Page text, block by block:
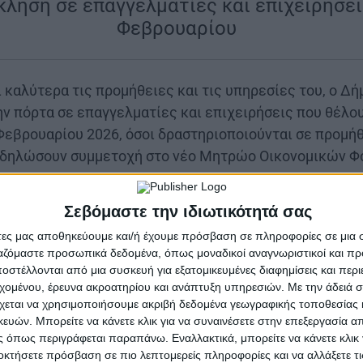
Σεβόμαστε την ιδιωτικότητά σας
μας αποθηκεύουμε και/ή έχουμε πρόσβαση σε πληροφορίες σε
προσωπικά δεδομένα, όπως μοναδικοί αναγνωριστικοί και
από μια συσκευή για εξατομικευμένες διαφημίσεις και
έρευνα ακροατηρίου και ανάπτυξη υπηρεσιών. Με την άδειά
να χρησιμοποιήσουμε ακριβή δεδομένα γεωγραφικής τοποθεσίας
Μπορείτε να κάνετε κλικ για να συναινέσετε στην επεξεργασία
περιγράφεται παραπάνω. Εναλλακτικά, μπορείτε να κάνετε κλικ
πρόσβαση σε πιο λεπτομερείς πληροφορίες και να αλλάξετε
σε επαγγελματίες και
Φεβρουαρίου
τις προμήθειες και τις υπηρεσίες του, ο
πόρτα σε επαγγελματίες και επιχειρήσεις που
2026, όσοι δραστηριοποιούνται σε
συμμετοχή στο νέο Μητρώο Οικονομικών
Ιεράς Πόλεως Μεσολογγίου προχωρά στη
Υπηρεσιών, σύμφωνα με τις προβλέψεις του Ν.
σε απευθείας αναθέσεις, συνοπτικές
χαμηλής αξίας.
σε φυσικά και νομικά πρόσωπα, ενώσεις
ή αλλοδαπούς, αρκεί να δραστηριοποιούνται σε
από προμήθειες υλικών μέχρι τεχνικές,
καθαριότητας, πληροφορικής, συντήρησης ή